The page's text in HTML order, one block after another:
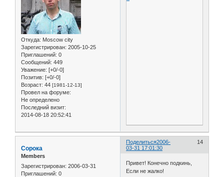
Откуда: Moscow city
Зарегистрирован: 2005-10-25
Приглашений: 0
Сообщений: 449
Уважение: [+0/-0]
Позитив: [+0/-0]
Возраст: 44 [1981-12-13]
Провел на форуме:
Не определено
Последний визит:
2014-08-18 20:52:41
Поделиться 14
2006-
03-31 17:01:30
Сорока
Members
Зарегистрирован: 2006-03-31
Приглашений: 0
Привет! Конечно подкинь,
Если не жалко!